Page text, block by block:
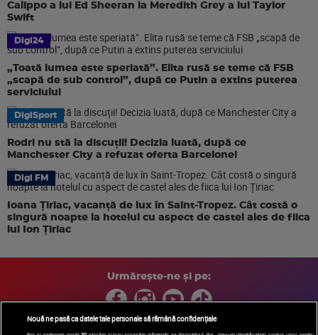
Calippo a lui Ed Sheeran la Meredith Grey a lui Taylor
Swift
Digi24
„Toată lumea este speriată”. Elita rusă se teme că FSB
„scapă de sub control”, după ce Putin a extins puterea
serviciului
DigiSport
Rodri nu stă la discuții! Decizia luată, după ce
Manchester City a refuzat oferta Barcelonei
Digi FM
Ioana Țiriac, vacanță de lux în Saint-Tropez. Cât costă o
singură noapte la hotelul cu aspect de castel ales de fiica
lui Ion Țiriac
Urmărește-ne și pe:
Nouă ne pasă ca datele tale personale să rămână confidențiale